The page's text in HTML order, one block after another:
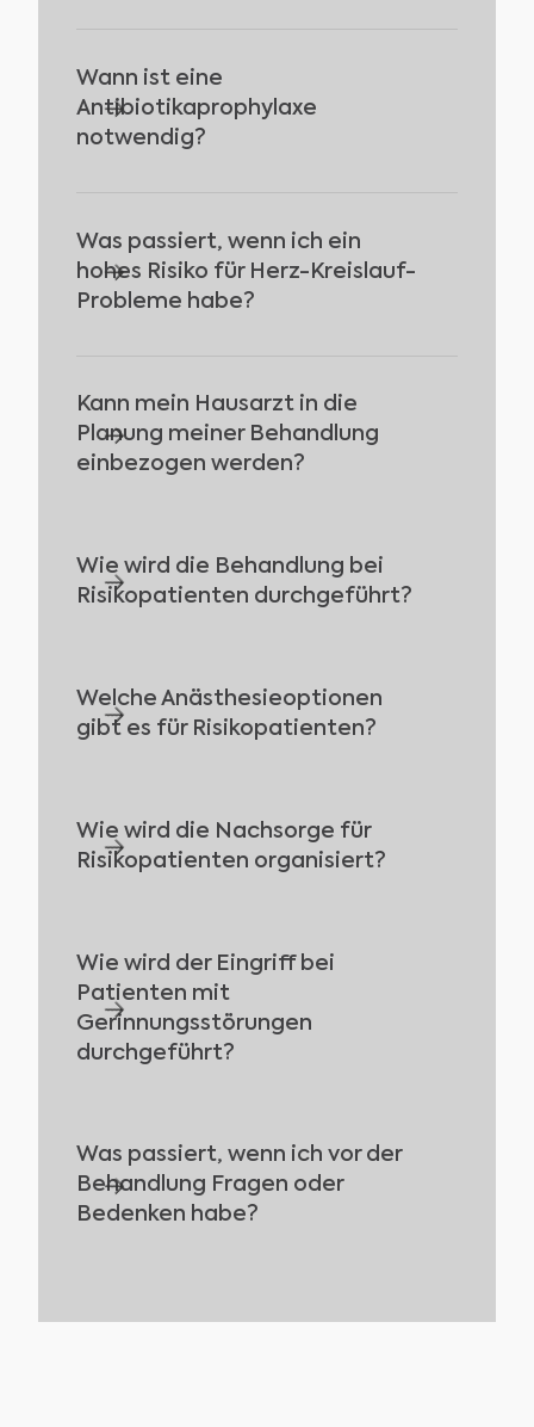
ASS 100 kann in der Regel weiter
eingenommen werden, während
marcumarisierte Patienten eine spezielle
Wann ist eine
Antibiotikaprophylaxe
notwendig?
Viele Risikopatienten benötigen eine
Antibiotikaprophylaxe. Dies wird vor
dem Eingriff mit Ihnen besprochen und
Was passiert, wenn ich ein
hohes Risiko für Herz-Kreislauf-
Probleme habe?
Bei besonderen Risiken erfolgt der
Eingriff unter Überwachung Ihrer Herz-
und Kreislauffunktionen durch einen
Kann mein Hausarzt in die
Planung meiner Behandlung
einbezogen werden?
Ja, wir arbeiten eng mit Ihrem Hausarzt
zusammen, um die Behandlung sicher
Wie wird die Behandlung bei
Risikopatienten durchgeführt?
Die Behandlung wird mit besonderer
Sorgfalt und individuell abgestimmten
Welche Anästhesieoptionen
gibt es für Risikopatienten?
Für Risikopatienten bieten wir
Anästhesiemethoden mit
Wie wird die Nachsorge für
Risikopatienten organisiert?
Wir bieten eine umfangreiche
Nachsorge und stehen Ihnen bei Fragen
jederzeit zur Verfügung.
Wie wird der Eingriff bei
Patienten mit
Gerinnungsstörungen
durchgeführt?
Wir verwenden gerinnungsfördernde
Medikamente und stellen sicher, dass
der Quick-Wert korrekt eingestellt ist, um
Was passiert, wenn ich vor der
Behandlung Fragen oder
Bedenken habe?
Unsere Ärzte stehen Ihnen jederzeit zur